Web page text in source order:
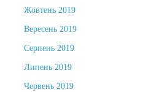
Жовтень 2019
Вересень 2019
Серпень 2019
Липень 2019
Червень 2019